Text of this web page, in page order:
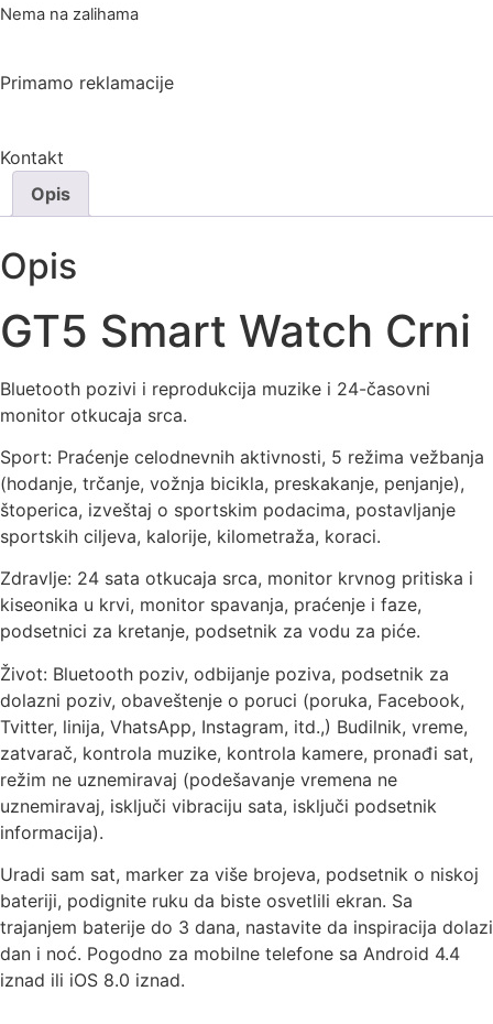
Nema na zalihama
Primamo reklamacije
Kontakt
Opis
Opis
GT5 Smart Watch Crni
Bluetooth pozivi i reprodukcija muzike i 24-časovni
monitor otkucaja srca.
Sport: Praćenje celodnevnih aktivnosti, 5 režima vežbanja
(hodanje, trčanje, vožnja bicikla, preskakanje, penjanje),
štoperica, izveštaj o sportskim podacima, postavljanje
sportskih ciljeva, kalorije, kilometraža, koraci.
Zdravlje: 24 sata otkucaja srca, monitor krvnog pritiska i
kiseonika u krvi, monitor spavanja, praćenje i faze,
podsetnici za kretanje, podsetnik za vodu za piće.
Život: Bluetooth poziv, odbijanje poziva, podsetnik za
dolazni poziv, obaveštenje o poruci (poruka, Facebook,
Tvitter, linija, VhatsApp, Instagram, itd.,) Budilnik, vreme,
zatvarač, kontrola muzike, kontrola kamere, pronađi sat,
režim ne uznemiravaj (podešavanje vremena ne
uznemiravaj, isključi vibraciju sata, isključi podsetnik
informacija).
Uradi sam sat, marker za više brojeva, podsetnik o niskoj
bateriji, podignite ruku da biste osvetlili ekran. Sa
trajanjem baterije do 3 dana, nastavite da inspiracija dolazi
dan i noć. Pogodno za mobilne telefone sa Android 4.4
iznad ili iOS 8.0 iznad.